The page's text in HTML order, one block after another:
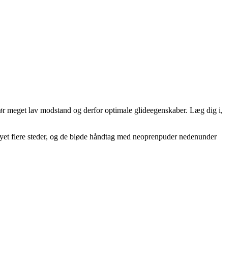
meget lav modstand og derfor optimale glideegenskaber. Læg dig i,
steder, og de bløde håndtag med neoprenpuder nedenunder